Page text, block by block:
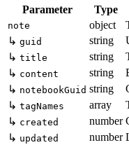
Parameter Type
note object
↳ guid string
↳ title string
↳ content string
↳ notebookGuid string
↳ tagNames array
↳ created number
↳ updated number